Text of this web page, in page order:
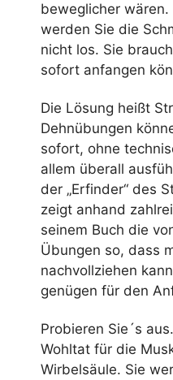
beweglicher
werden Sie die
nicht los. Sie
sofort anfangen
Die Lösung heißt
Dehnübungen
sofort, ohne
allem überall
der „Erfinder“ des
zeigt anhand
seinem Buch die
Übungen so, dass
nachvollziehen
genügen für den
Probieren Sie´s
Wohltat für die
Wirbelsäule. Sie